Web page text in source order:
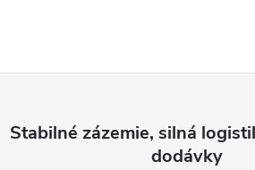
Stabilné zázemie, silná
dodávky